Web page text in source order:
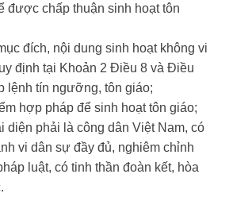
được chấp thuận sinh hoạt tôn
đích, nội dung sinh hoạt không vi
định tại Khoản 2 Điều 8 và Điều
lệnh tín ngưỡng, tôn giáo;
hợp pháp để sinh hoạt tôn giáo;
diện phải là công dân Việt Nam, có
vi dân sự đầy đủ, nghiêm chỉnh
luật, có tinh thần đoàn kết, hòa